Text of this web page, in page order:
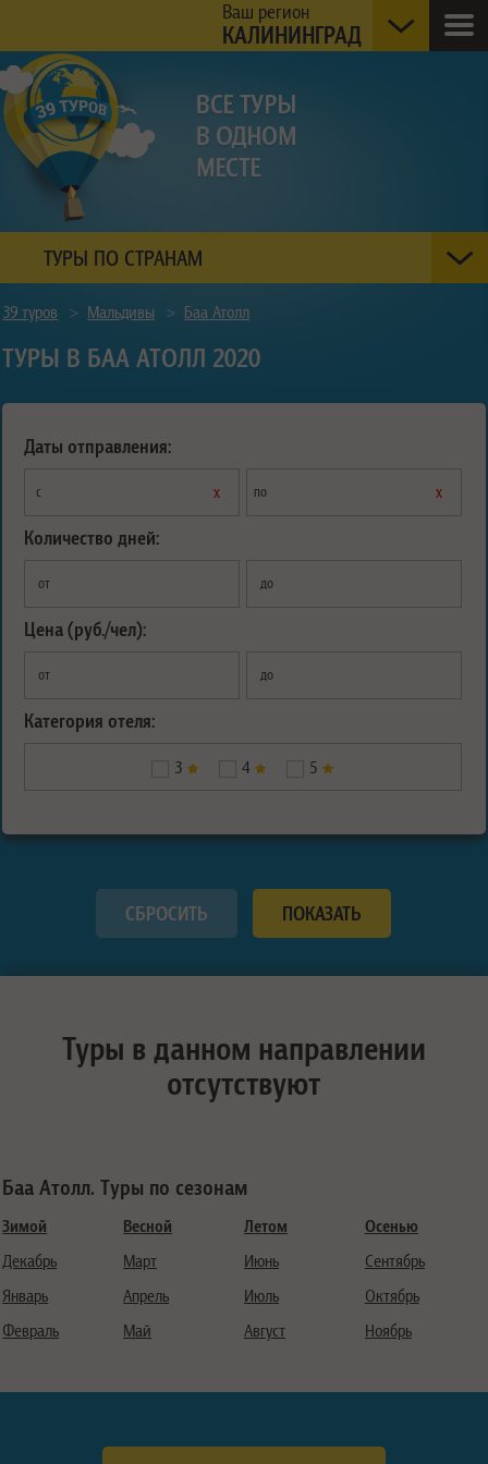
Ваш регион
КАЛИНИНГРАД
ТУРЫ ПО СТРАНАМ
39 туров > Мальдивы > Баа Атолл
ТУРЫ В БАА АТОЛЛ 2020
Даты отправления:
с х по х
Количество дней:
от до
Цена (руб./чел):
от до
Категория отеля:
3 4 5
Туры в данном направлении
отсутствуют
Баа Атолл. Туры по сезонам
Зимой
Декабрь
Январь
Февраль
Весной
Март
Апрель
Май
Летом
Июнь
Июль
Август
Осенью
Сентябрь
Октябрь
Ноябрь